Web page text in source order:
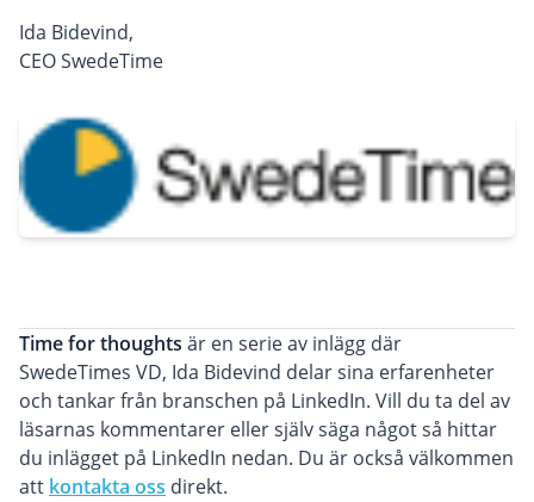
Ida Bidevind,
CEO SwedeTime
Time for thoughts är en serie av inlägg där
SwedeTimes VD, Ida Bidevind delar sina erfarenheter
och tankar från branschen på LinkedIn. Vill du ta del av
läsarnas kommentarer eller själv säga något så hittar
du inlägget på LinkedIn nedan. Du är också välkommen
att kontakta oss direkt.